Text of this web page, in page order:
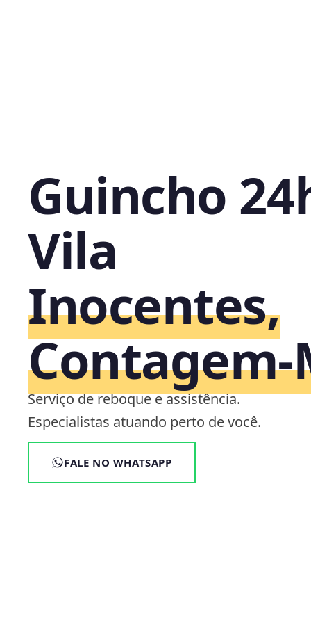
Guincho
Vila
Inocentes,
Serviço de reboque e assistência.
Especialistas atuando perto de você.
FALE NO WHATSAPP